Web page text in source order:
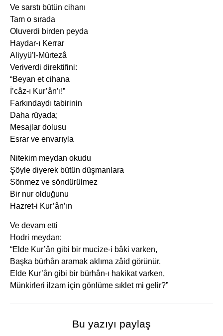
Ve sarstı bütün cihanı
Tam o sırada
Oluverdi birden peyda
Haydar-ı Kerrar
Aliyyü’l-Mürtezâ
Veriverdi direktifini:
“Beyan et cihana
İ’câz-ı Kur’ân’ı!”
Farkındaydı tabirinin
Daha rüyada;
Mesajlar dolusu
Esrar ve envarıyla
Nitekim meydan okudu
Şöyle diyerek bütün düşmanlara
Sönmez ve söndürülmez
Bir nur olduğunu
Hazret-i Kur’ân’ın
Ve devam etti
Hodri meydan:
“Elde Kur’ân gibi bir mucize-i bâki varken,
Başka bürhân aramak aklıma zâid görünür.
Elde Kur’ân gibi bir bürhân-ı hakikat varken,
Münkirleri ilzam için gönlüme sıklet mi gelir?”
Bu yazıyı paylaş